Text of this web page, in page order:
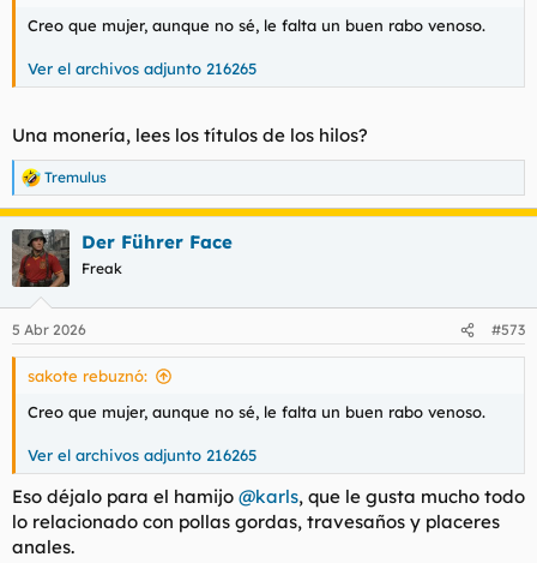
Creo que mujer, aunque no sé, le falta un buen rabo venoso.
Ver el archivos adjunto 216265
Una monería, lees los títulos de los hilos?
R
e
a
c
c
i
e
s
Tremulus
Der Führer Face
Freak
5 Abr 2026 #573
sakote rebuznó:
Creo que mujer, aunque no sé, le falta un buen rabo venoso.
Ver el archivos adjunto 216265
Eso déjalo para el hamijo @karls, que le gusta mucho todo
lo relacionado con pollas gordas, travesaños y placeres
anales.